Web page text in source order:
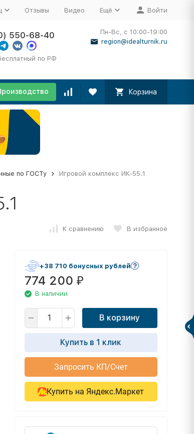
Отзывы Видео Ещё Войти
550-68-40
по РФ
Пн-Вс, с 10:00-19:00
region@idealturnik.ru
Корзина
по ГОСТу Игровой комплекс ИК-55.1
К сравнению В избранное
+38 710 бонусных рублей
774 200 ₽
В наличии
В корзину
Купить в 1 клик
Запросить КП/Счет
Купить на Яндекс.Маркет